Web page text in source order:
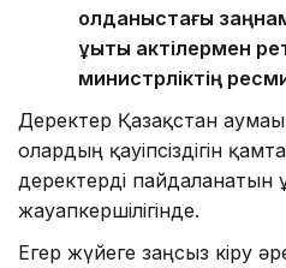
қолданыстағы
құқықтық актілермен
министрліктің
Деректер Қазақстан
олардың қауіпсіздігін
деректерді
жауапкершілігінде.
Егер жүйеге заңсыз кіру